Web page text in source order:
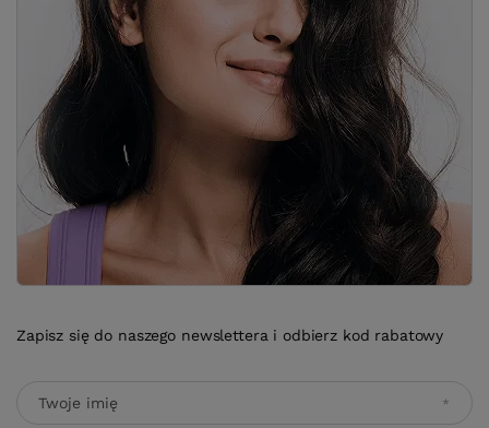
Zapisz się do naszego newslettera i odbierz kod rabatowy
Twoje imię